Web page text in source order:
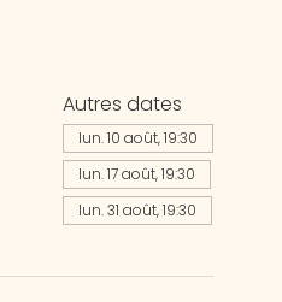
Autres dates
lun. 10 août, 19:30
lun. 17 août, 19:30
lun. 31 août, 19:30